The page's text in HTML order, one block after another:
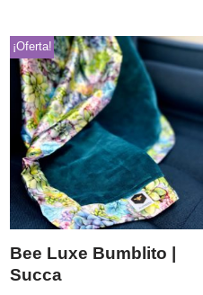
¡Oferta!
Bee Luxe Bumblito |
Succa